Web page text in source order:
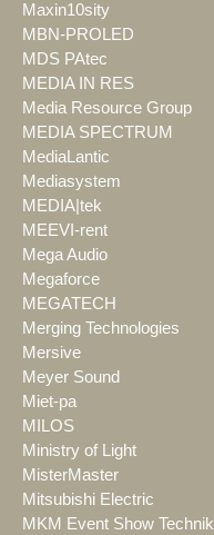
Maxin10sity
MBN-PROLED
MDS PAtec
MEDIA IN RES
Media Resource Group
MEDIA SPECTRUM
MediaLantic
Mediasystem
MEDIA|tek
MEEVI-rent
Mega Audio
Megaforce
MEGATECH
Merging Technologies
Mersive
Meyer Sound
Miet-pa
MILOS
Ministry of Light
MisterMaster
Mitsubishi Electric
MKM Event Show Technik